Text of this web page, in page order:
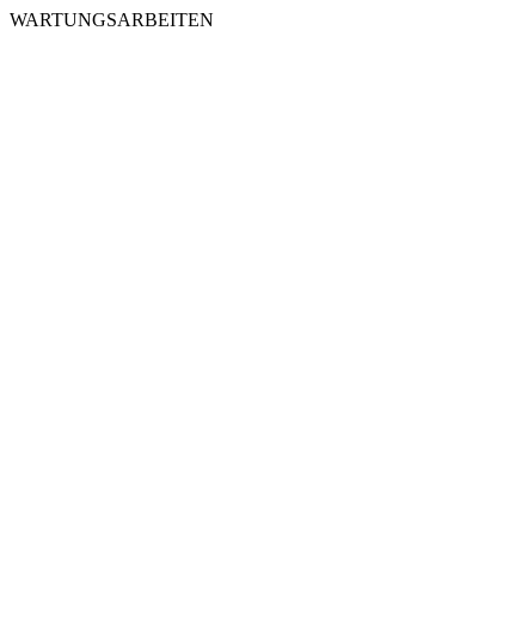
WARTUNGSARBEITEN